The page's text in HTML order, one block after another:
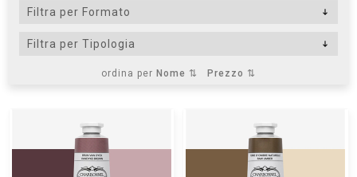
ordina per Nome ⇅ Prezzo ⇅